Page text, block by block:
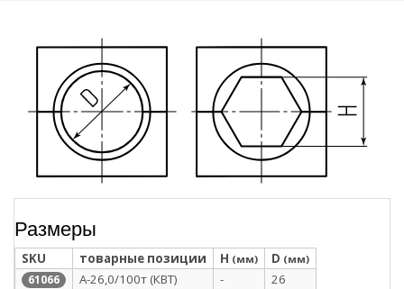
Размеры
SKU товарные позиции H (мм) D (мм)
61066 А-26,0/100т (КВТ) - 26